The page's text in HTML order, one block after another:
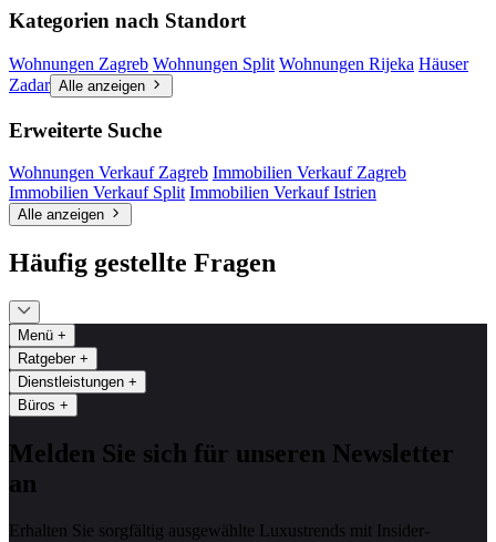
Kategorien nach Standort
Wohnungen Zagreb Wohnungen Split Wohnungen Rijeka Häuser
Zadar Alle anzeigen
Erweiterte Suche
Wohnungen Verkauf Zagreb Immobilien Verkauf Zagreb
Immobilien Verkauf Split Immobilien Verkauf Istrien
Alle anzeigen
Häufig gestellte Fragen
Menü +
Ratgeber +
Dienstleistungen +
Büros +
Melden Sie sich für unseren Newsletter
an
Erhalten Sie sorgfältig ausgewählte Luxustrends mit Insider-